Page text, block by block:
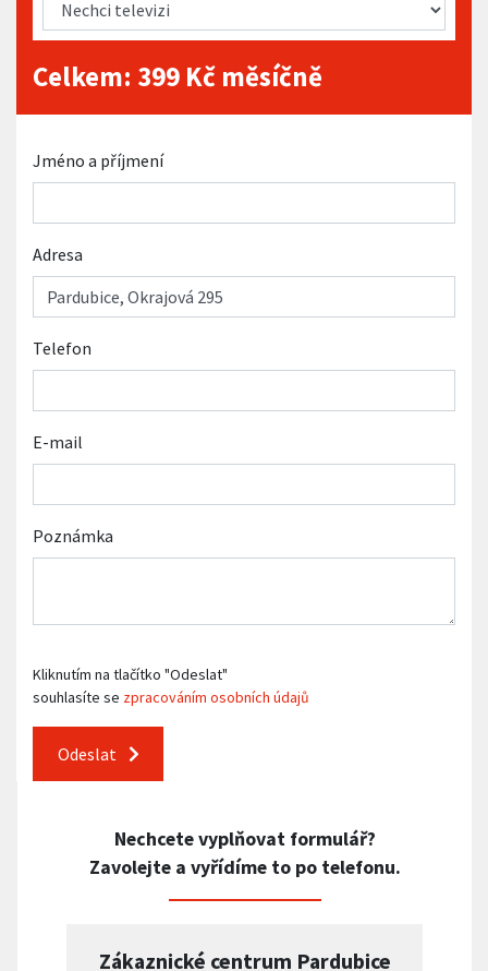
Celkem: 399 Kč měsíčně
Jméno a příjmení
Adresa
Telefon
E-mail
Poznámka
Kliknutím na tlačítko "Odeslat"
souhlasíte se zpracováním osobních údajů
Odeslat
Nechcete vyplňovat formulář?
Zavolejte a vyřídíme to po telefonu.
Zákaznické centrum Pardubice